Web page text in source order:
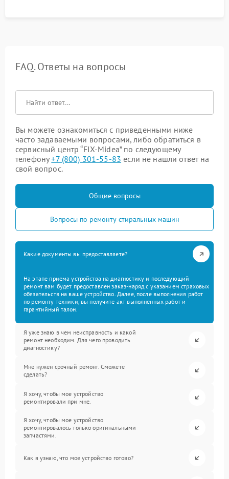
FAQ. Ответы на вопросы
Вы можете ознакомиться с приведенными ниже
часто задаваемыми вопросами, либо обратиться в
сервисный центр “FIX-Midea” по следующему
телефону+7 (800) 301-55-83 если не нашли ответ на
свой вопрос.
Общие вопросы
Вопросы по ремонту стиральных машин
Какие документы вы предоставляете?
На этапе приема устройства на диагностику и последующий
ремонт вам будет предоставлен заказ-наряд с указанием страховых
обязательств на ваше устройство. Далее, после выполнения работ
по ремонту техники, вы получите акт выполненных работ и
гарантийный талон.
Я уже знаю в чем неисправность и какой
ремонт необходим. Для чего проводить
диагностику?
Мне нужен срочный ремонт. Сможете
сделать?
Я хочу, чтобы мое устройство
ремонтировали при мне.
Я хочу, чтобы мое устройство
ремонтировалось только оригинальными
запчастями.
Как я узнаю, что мое устройство готово?